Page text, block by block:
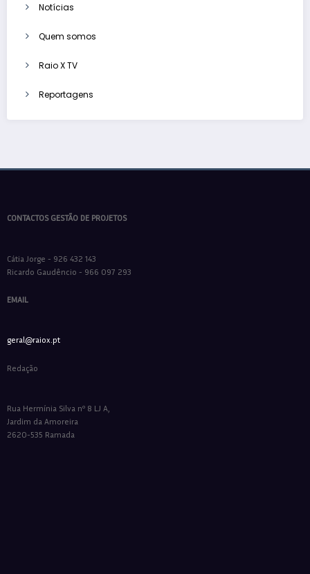
Notícias
Quem somos
Raio X TV
Reportagens
CONTACTOS GESTÃO DE PROJETOS
Cátia Jorge - 926 432 143
Ricardo Gaudêncio - 966 097 293
EMAIL
geral@raiox.pt
Redação
Rua Hermínia Silva nº 8 LJ A,
Jardim da Amoreira
2620-535 Ramada